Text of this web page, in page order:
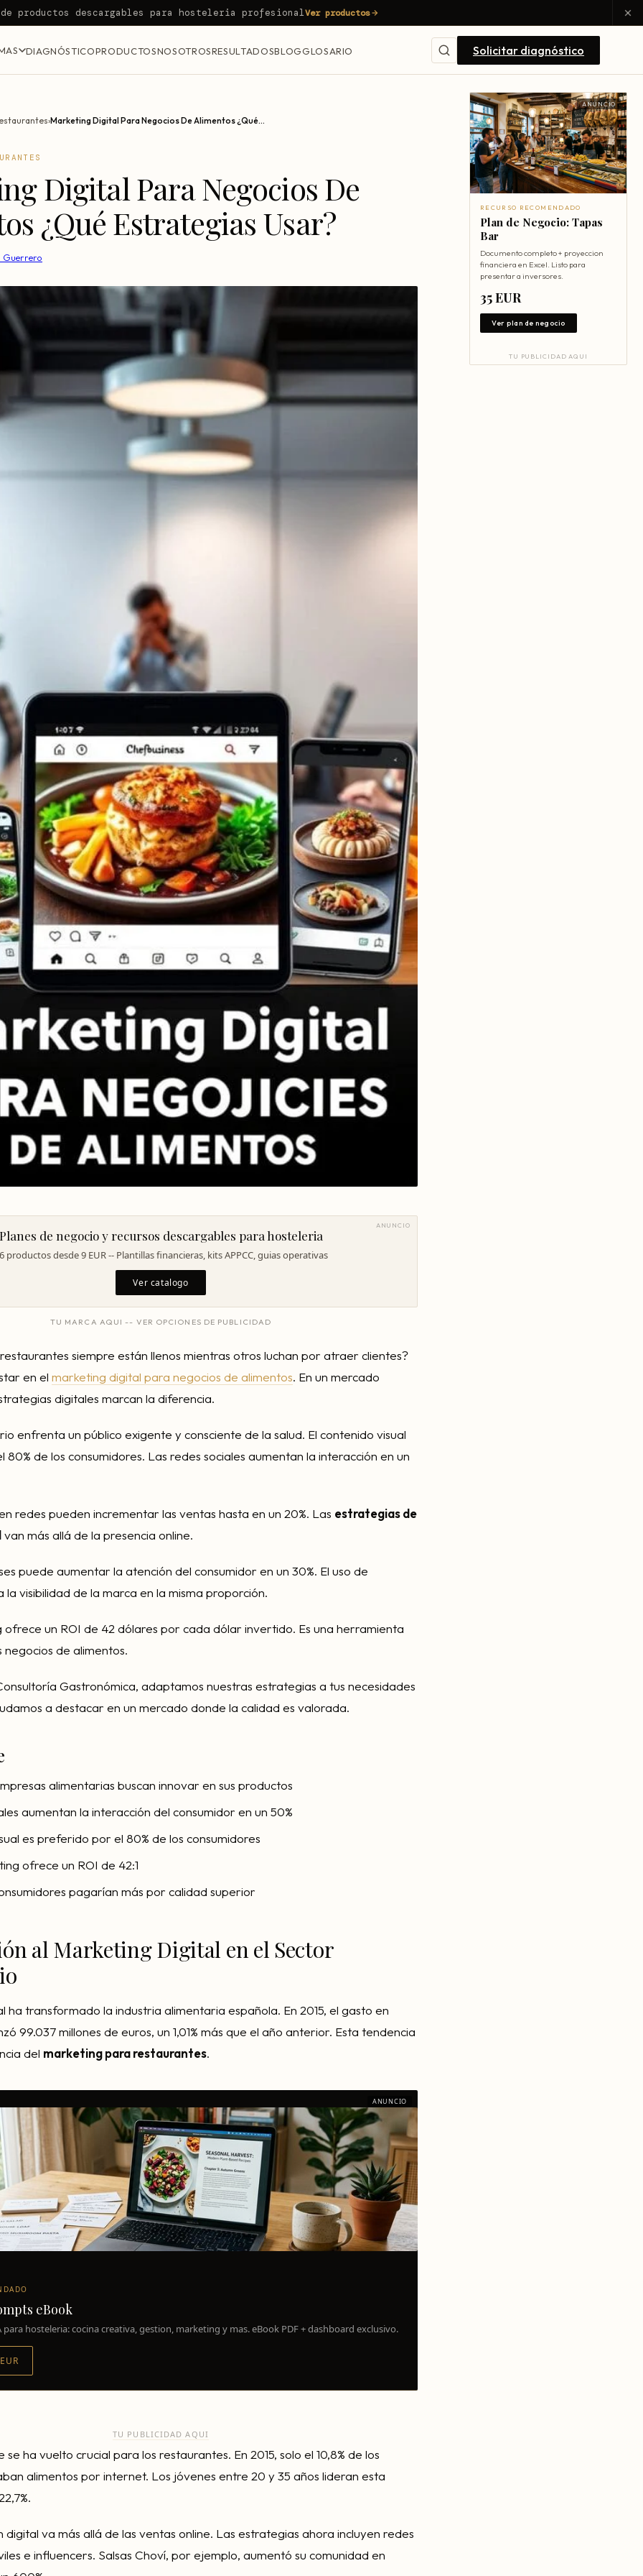
productos descargables para hosteleria profesionalVer productos
DIAGNÓSTICOPRODUCTOSNOSOTROSRESULTADOSBLOGGLOSARIO Solicitar diagnóstico
› Marketing Digital Para Negocios De Alimentos ¿Qué Estrategias Usar?
Digital Para Negocios De
¿Qué Estrategias Usar?
Guerrero
ANUNCIO
de negocio y recursos descargables para hosteleria
productos desde 9 EUR -- Plantillas financieras, kits APPCC, guias operativas
Ver catalogo
TU MARCA AQUI -- VER OPCIONES DE PUBLICIDAD
siempre están llenos mientras otros luchan por atraer clientes?
en el marketing digital para negocios de alimentos. En un mercado
digitales marcan la diferencia.
enfrenta un público exigente y consciente de la salud. El contenido visual
de los consumidores. Las redes sociales aumentan la interacción en un
redes pueden incrementar las ventas hasta en un 20%. Las estrategias de
van más allá de la presencia online.
puede aumentar la atención del consumidor en un 30%. El uso de
la visibilidad de la marca en la misma proporción.
ofrece un ROI de 42 dólares por cada dólar invertido. Es una herramienta
de alimentos.
Gastronómica, adaptamos nuestras estrategias a tus necesidades
a destacar en un mercado donde la calidad es valorada.
alimentarias buscan innovar en sus productos
aumentan la interacción del consumidor en un 50%
es preferido por el 80% de los consumidores
ofrece un ROI de 42:1
pagarían más por calidad superior
al Marketing Digital en el Sector
ha transformado la industria alimentaria española. En 2015, el gasto en
99.037 millones de euros, un 1,01% más que el año anterior. Esta tendencia
del marketing para restaurantes.
ANUNCIO
eBook
hosteleria: cocina creativa, gestion, marketing y mas. eBook PDF + dashboard exclusivo.
TU PUBLICIDAD AQUI
se ha vuelto crucial para los restaurantes. En 2015, solo el 10,8% de los
alimentos por internet. Los jóvenes entre 20 y 35 años lideran esta
va más allá de las ventas online. Las estrategias ahora incluyen redes
e influencers. Salsas Choví, por ejemplo, aumentó su comunidad en
ANUNCIO
RECURSO RECOMENDADO
Plan de Negocio: Tapas
Bar
Documento completo + proyeccion
financiera en Excel. Listo para
presentar a inversores.
35 EUR
Ver plan de negocio
TU PUBLICIDAD AQUI